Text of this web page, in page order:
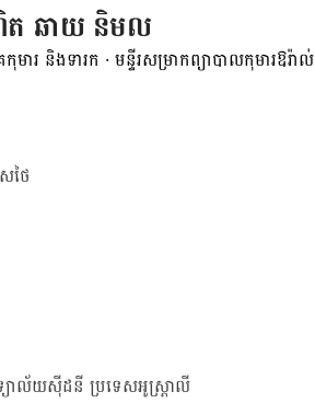
ឌិត ឆាយ និមល
មារ និងទារក · មន្ទីរសម្រាកព្យាបាលកុមារឱរ៉ាល់
ថៃ
យាល័យស៊ីដនី ប្រទេសអូស្ត្រាលី